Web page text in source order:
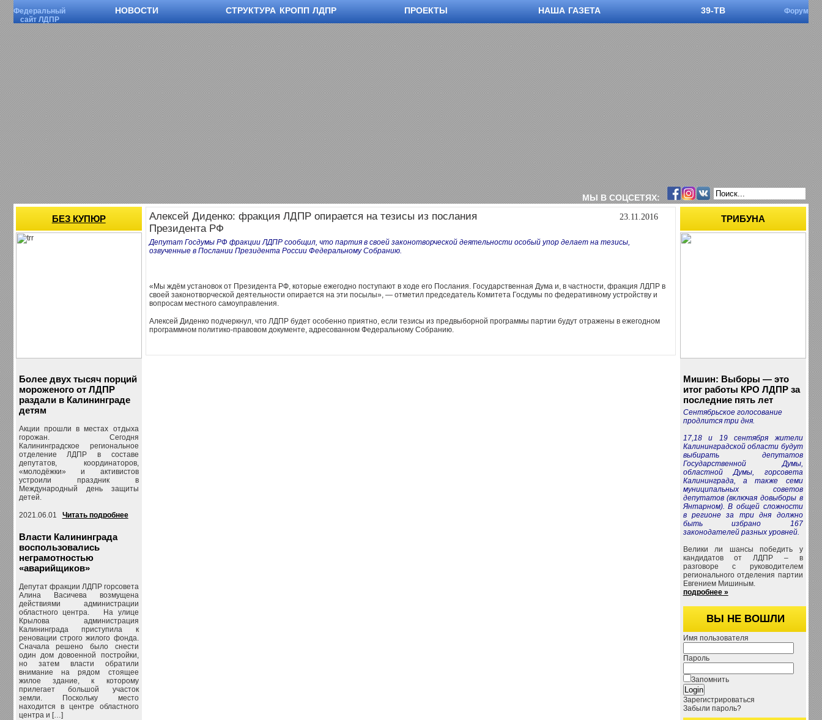
Федеральный
сайт ЛДПР
НОВОСТИ СТРУКТУРА КРОПП ЛДПР ПРОЕКТЫ НАША ГАЗЕТА 39-ТВ Форум
МЫ В СОЦСЕТЯХ:
Алексей Диденко: фракция ЛДПР опирается на тезисы из послания
Президента РФ
23.11.2016
Депутат Госдумы РФ фракции ЛДПР сообщил, что партия в своей законотворческой деятельности особый упор делает на тезисы,
озвученные в Послании Президента России Федеральному Собранию.
«Мы ждём установок от Президента РФ, которые ежегодно поступают в ходе его Послания. Государственная Дума и, в частности, фракция ЛДПР в
своей законотворческой деятельности опирается на эти посылы», — отметил председатель Комитета Госдумы по федеративному устройству и
вопросам местного самоуправления.
Алексей Диденко подчеркнул, что ЛДПР будет особенно приятно, если тезисы из предвыборной программы партии будут отражены в ежегодном
программном политико-правовом документе, адресованном Федеральному Собранию.
БЕЗ КУПЮР
Более двух тысяч порций
мороженого от ЛДПР
раздали в Калининграде
детям
Акции прошли в местах отдыха
горожан. Сегодня
Калининградское региональное
отделение ЛДПР в составе
депутатов, координаторов,
«молодёжки» и активистов
устроили праздник в
Международный день защиты
детей.
2021.06.01 Читать подробнее
Власти Калининграда
воспользовались
неграмотностью
«аварийщиков»
Депутат фракции ЛДПР горсовета
Алина Васичева возмущена
действиями администрации
областного центра. На улице
Крылова администрация
Калининграда приступила к
реновации строго жилого фонда.
Сначала решено было снести
один дом довоенной постройки,
но затем власти обратили
внимание на рядом стоящее
жилое здание, к которому
прилегает большой участок
земли. Поскольку место
находится в центре областного
центра и […]
ТРИБУНА
Мишин: Выборы — это
итог работы КРО ЛДПР за
последние пять лет
Сентябрьское голосование
продлится три дня.
17,18 и 19 сентября жители
Калининградской области будут
выбирать депутатов
Государственной Думы,
областной Думы, горсовета
Калининграда, а также семи
муниципальных советов
депутатов (включая довыборы в
Янтарном). В общей сложности
в регионе за три дня должно
быть избрано 167
законодателей разных уровней.
Велики ли шансы победить у
кандидатов от ЛДПР – в
разговоре с руководителем
регионального отделения партии
Евгением Мишиным.
подробнее »
ВЫ НЕ ВОШЛИ
Имя пользователя
Пароль
Запомнить
Зарегистрироваться
Забыли пароль?